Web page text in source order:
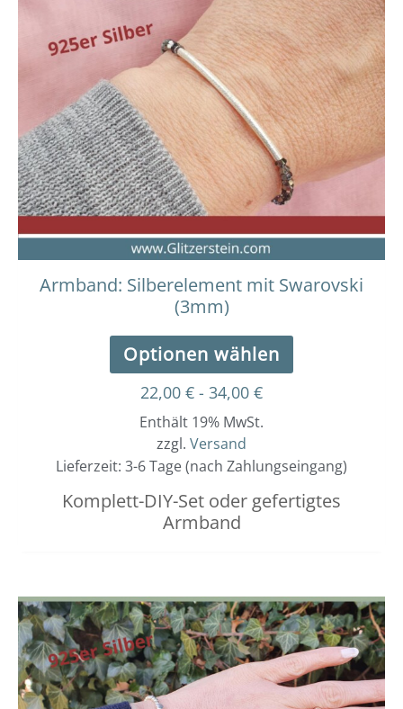
Armband: Silberelement mit Swarovski
(3mm)
Optionen wählen
22,00 € - 34,00 €
Enthält 19% MwSt.
zzgl. Versand
Lieferzeit: 3-6 Tage (nach Zahlungseingang)
Komplett-DIY-Set oder gefertigtes
Armband